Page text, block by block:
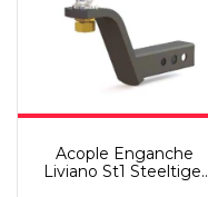
Acople Enganche
Liviano St1 Steeltiger